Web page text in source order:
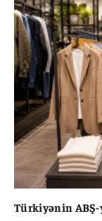
Türkiyənin ABŞ-